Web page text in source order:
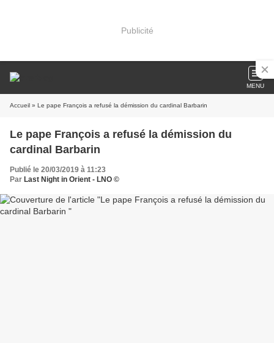
Publicité
MENU
Accueil » Le pape François a refusé la démission du cardinal Barbarin
Le pape François a refusé la démission du
cardinal Barbarin
Publié le 20/03/2019 à 11:23
Par Last Night in Orient - LNO ©